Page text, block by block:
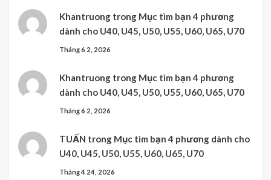
Khantruong trong Mục tìm bạn 4 phương
dành cho U40, U45, U50, U55, U60, U65, U70
Tháng 6 2, 2026
Khantruong trong Mục tìm bạn 4 phương
dành cho U40, U45, U50, U55, U60, U65, U70
Tháng 6 2, 2026
TUẤN trong Mục tìm bạn 4 phương dành cho
U40, U45, U50, U55, U60, U65, U70
Tháng 4 24, 2026